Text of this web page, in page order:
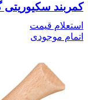
کمربند سکیوریتی
استعلام قیمت
اتمام موجودی